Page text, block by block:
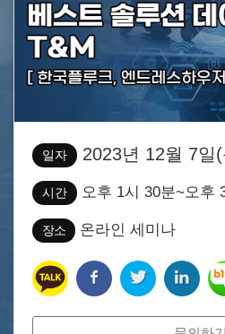
일자 2023년 12월 7일
시간 오후 1시 30분~오후
장소 온라인 세미나